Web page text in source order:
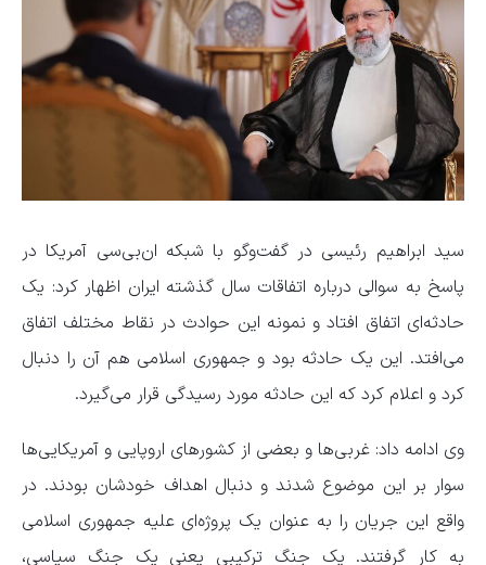
سید ابراهیم رئیسی در گفت‌وگو با شبکه ان‌بی‌سی آمریکا در
پاسخ به سوالی درباره اتفاقات سال گذشته ایران اظهار کرد: یک
حادثه‌ای اتفاق افتاد و نمونه این حوادث در نقاط مختلف اتفاق
می‌افتد. این یک حادثه بود و جمهوری اسلامی هم آن را دنبال
کرد و اعلام کرد که این حادثه مورد رسیدگی قرار می‌گیرد.
وی ادامه داد: غربی‌ها و بعضی از کشورهای اروپایی و آمریکایی‌ها
سوار بر این موضوع شدند و دنبال اهداف خودشان بودند. در
واقع این جریان را به عنوان یک پروژه‌ای علیه جمهوری اسلامی
به کار گرفتند. یک جنگ ترکیبی یعنی یک جنگ سیاسی،